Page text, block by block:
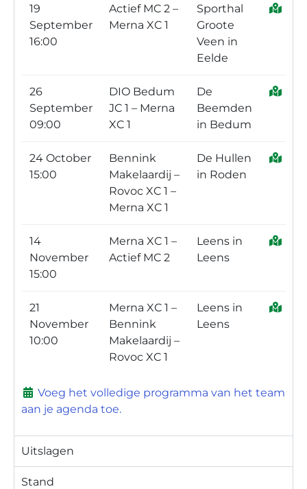
19
September
16:00
Actief MC 2 –
Merna XC 1
Sporthal
Groote
Veen in
Eelde
26
September
09:00
DIO Bedum
JC 1 – Merna
XC 1
De
Beemden
in Bedum
24 October
15:00
Bennink
Makelaardij –
Rovoc XC 1 –
Merna XC 1
De Hullen
in Roden
14
November
15:00
Merna XC 1 –
Actief MC 2
Leens in
Leens
21
November
10:00
Merna XC 1 –
Bennink
Makelaardij –
Rovoc XC 1
Leens in
Leens
Voeg het volledige programma van het team
aan je agenda toe.
Uitslagen
Stand